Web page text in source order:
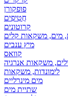
פופקורן
חֲטִיפִים
קרוטונים
מים, משקאות קלים
מיץ ענבים
קוואס
משקאות אנרגיה
לימונדות, משקאות
מים מינרליים
שתיית מים